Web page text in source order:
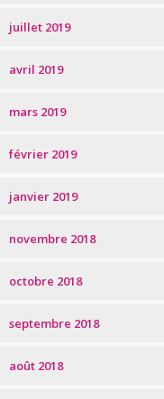
juillet 2019
avril 2019
mars 2019
février 2019
janvier 2019
novembre 2018
octobre 2018
septembre 2018
août 2018